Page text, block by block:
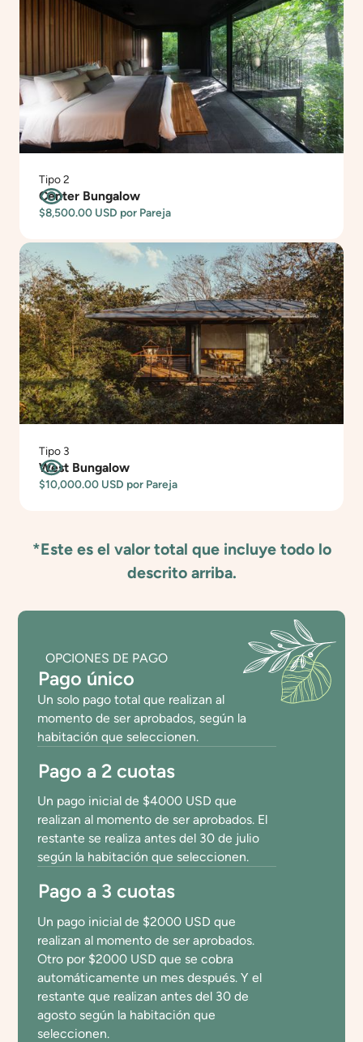
Tipo 2
Center Bungalow
$8,500.00 USD por Pareja
Tipo 3
West Bungalow
$10,000.00 USD por Pareja
*Este es el valor total que incluye todo lo
descrito arriba.
OPCIONES DE PAGO
Pago único
Un solo pago total que realizan al
momento de ser aprobados, según la
habitación que seleccionen.
Pago a 2 cuotas
Un pago inicial de $4000 USD que
realizan al momento de ser aprobados. El
restante se realiza antes del 30 de julio
según la habitación que seleccionen.
Pago a 3 cuotas
Un pago inicial de $2000 USD que
realizan al momento de ser aprobados.
Otro por $2000 USD que se cobra
automáticamente un mes después. Y el
restante que realizan antes del 30 de
agosto según la habitación que
seleccionen.